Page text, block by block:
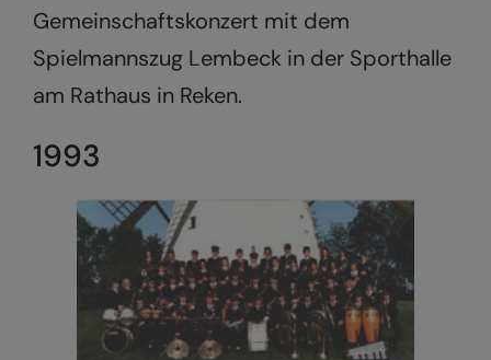
Gemeinschaftskonzert mit dem
Spielmannszug Lembeck in der Sporthalle
am Rathaus in Reken.
1993